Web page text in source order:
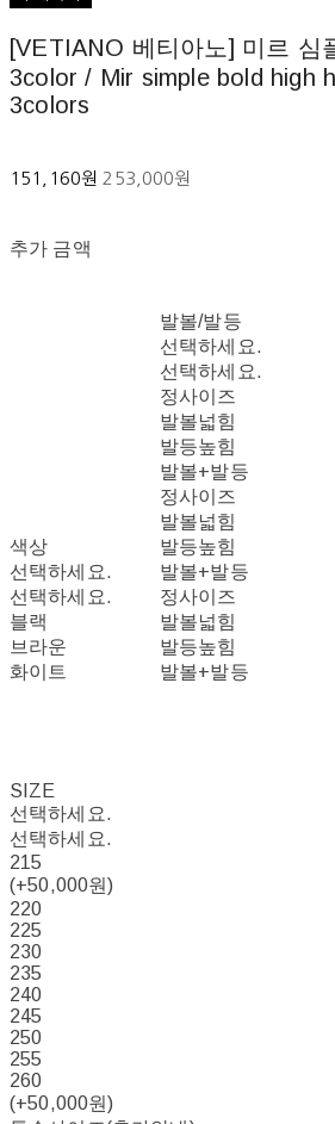
[VETIANO 베티아노] 미르 심
3color / Mir simple bold high
3colors
151,160원 253,000원
추가 금액
색상
선택하세요.
선택하세요.
블랙
브라운
화이트
발볼/발등
선택하세요.
선택하세요.
정사이즈
발볼넓힘
발등높힘
발볼+발등
정사이즈
발볼넓힘
발등높힘
발볼+발등
정사이즈
발볼넓힘
발등높힘
발볼+발등
SIZE
선택하세요.
선택하세요.
215
(+50,000원)
220
225
230
235
240
245
250
255
260
(+50,000원)